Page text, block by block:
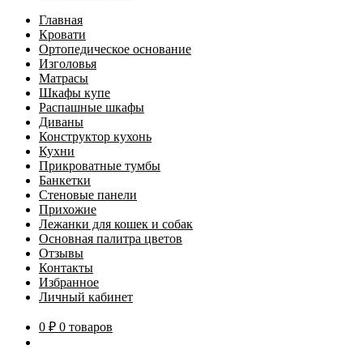
Главная
Кровати
Ортопедическое основание
Изголовья
Матрасы
Шкафы купе
Распашные шкафы
Диваны
Конструктор кухонь
Кухни
Прикроватные тумбы
Банкетки
Стеновые панели
Прихожие
Лежанки для кошек и собак
Основная палитра цветов
Отзывы
Контакты
Избранное
Личный кабинет
0 ₽ 0 товаров